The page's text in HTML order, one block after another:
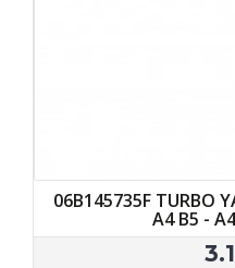
06B145735F TURBO
A4 B5 -